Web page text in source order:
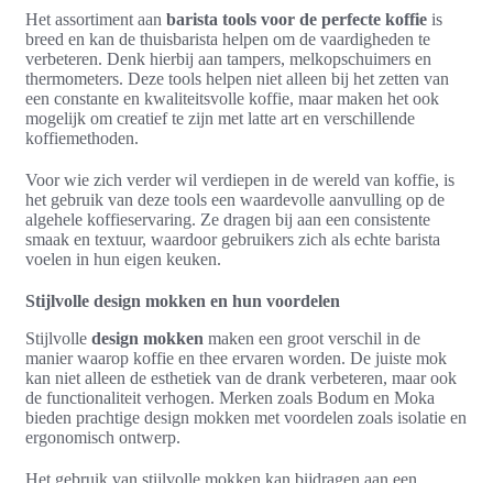
Het assortiment aan barista tools voor de perfecte koffie is
breed en kan de thuisbarista helpen om de vaardigheden te
verbeteren. Denk hierbij aan tampers, melkopschuimers en
thermometers. Deze tools helpen niet alleen bij het zetten van
een constante en kwaliteitsvolle koffie, maar maken het ook
mogelijk om creatief te zijn met latte art en verschillende
koffiemethoden.
Voor wie zich verder wil verdiepen in de wereld van koffie, is
het gebruik van deze tools een waardevolle aanvulling op de
algehele koffieservaring. Ze dragen bij aan een consistente
smaak en textuur, waardoor gebruikers zich als echte barista
voelen in hun eigen keuken.
Stijlvolle design mokken en hun voordelen
Stijlvolle design mokken maken een groot verschil in de
manier waarop koffie en thee ervaren worden. De juiste mok
kan niet alleen de esthetiek van de drank verbeteren, maar ook
de functionaliteit verhogen. Merken zoals Bodum en Moka
bieden prachtige design mokken met voordelen zoals isolatie en
ergonomisch ontwerp.
Het gebruik van stijlvolle mokken kan bijdragen aan een